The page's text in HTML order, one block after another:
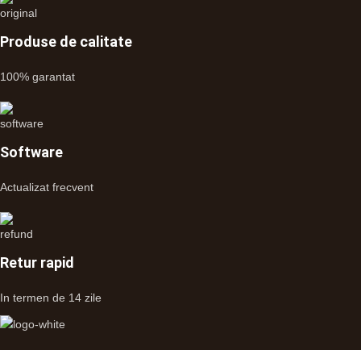
Produse de calitate
100% garantat
Software
Actualizat frecvent
Retur rapid
In termen de 14 zile